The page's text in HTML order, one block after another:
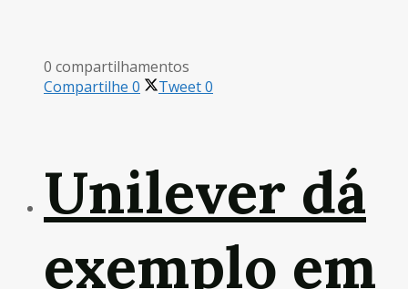
0 compartilhamentos
Compartilhe 0 Tweet0
Unilever dá
exemplo em